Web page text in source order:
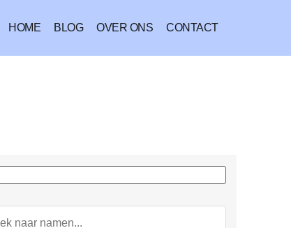
HOME BLOG OVER ONS CONTACT